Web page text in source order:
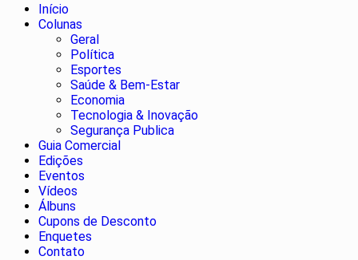
Início
Colunas
Geral
Política
Esportes
Saúde & Bem-Estar
Economia
Tecnologia & Inovação
Segurança Publica
Guia Comercial
Edições
Eventos
Vídeos
Álbuns
Cupons de Desconto
Enquetes
Contato